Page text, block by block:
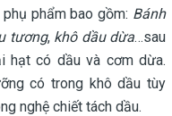
phẩm bao gồm: Bánh
tương, khô dầu dừa…sau
hạt có dầu và cơm dừa.
có trong khô dầu tùy
nghệ chiết tách dầu.